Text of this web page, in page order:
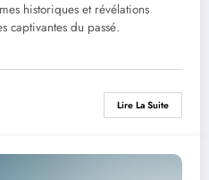
historiques et révélations
captivantes du passé.
Lire La Suite